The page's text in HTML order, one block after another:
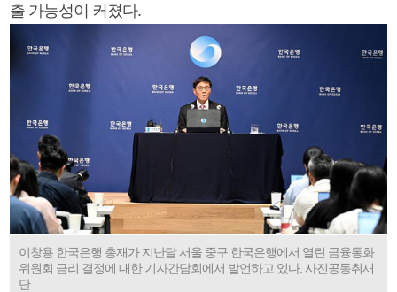
출 가능성이 커졌다.
이창용 한국은행 총재가 지난달 서울 중구 한국은행에서 열린 금융통화
위원회 금리 결정에 대한 기자간담회에서 발언하고 있다. 사진공동취재
단